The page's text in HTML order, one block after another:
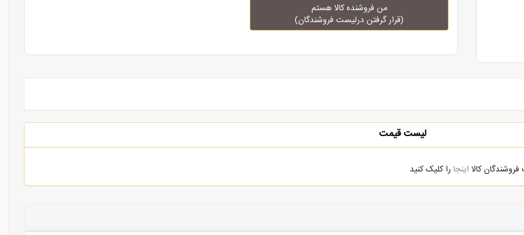
من فروشنده کالا هستم
(قرار گرفتن درلیست فروشندگان)
لیست قیمت
کالا اینجا را کلیک کنید